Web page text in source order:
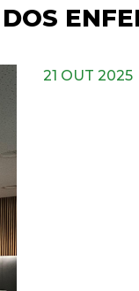
21 OUT 2025